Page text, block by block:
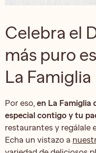
Celebra el
más puro
La Famiglia
Por eso, en La Famiglia
especial contigo y tu
restaurantes y regálale
Echa un vistazo a